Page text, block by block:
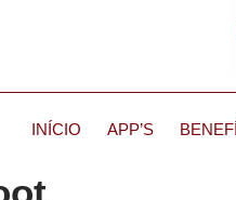
INÍCIO APP’S